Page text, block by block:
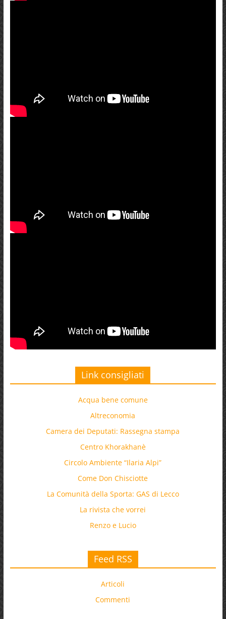
Link consigliati
Acqua bene comune
Altreconomia
Camera dei Deputati: Rassegna stampa
Centro Khorakhanè
Circolo Ambiente “Ilaria Alpi”
Come Don Chisciotte
La Comunità della Sporta: GAS di Lecco
La rivista che vorrei
Renzo e Lucio
Feed RSS
Articoli
Commenti